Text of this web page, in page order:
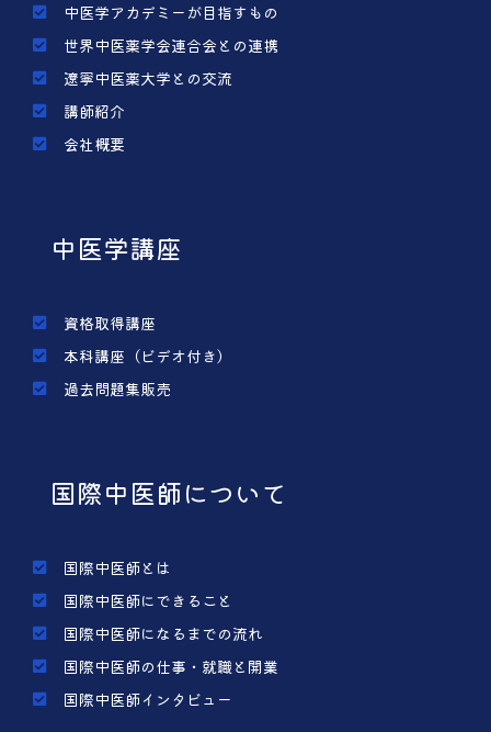
中医学アカデミーが目指すもの
世界中医薬学会連合会との連携
遼寧中医薬大学との交流
講師紹介
会社概要
中医学講座
資格取得講座
本科講座（ビデオ付き）
過去問題集販売
国際中医師について
国際中医師とは
国際中医師にできること
国際中医師になるまでの流れ
国際中医師の仕事・就職と開業
国際中医師インタビュー